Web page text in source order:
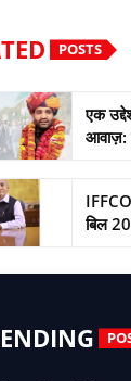
POSTS
एक
आवाज़:
IFFCO
बिल